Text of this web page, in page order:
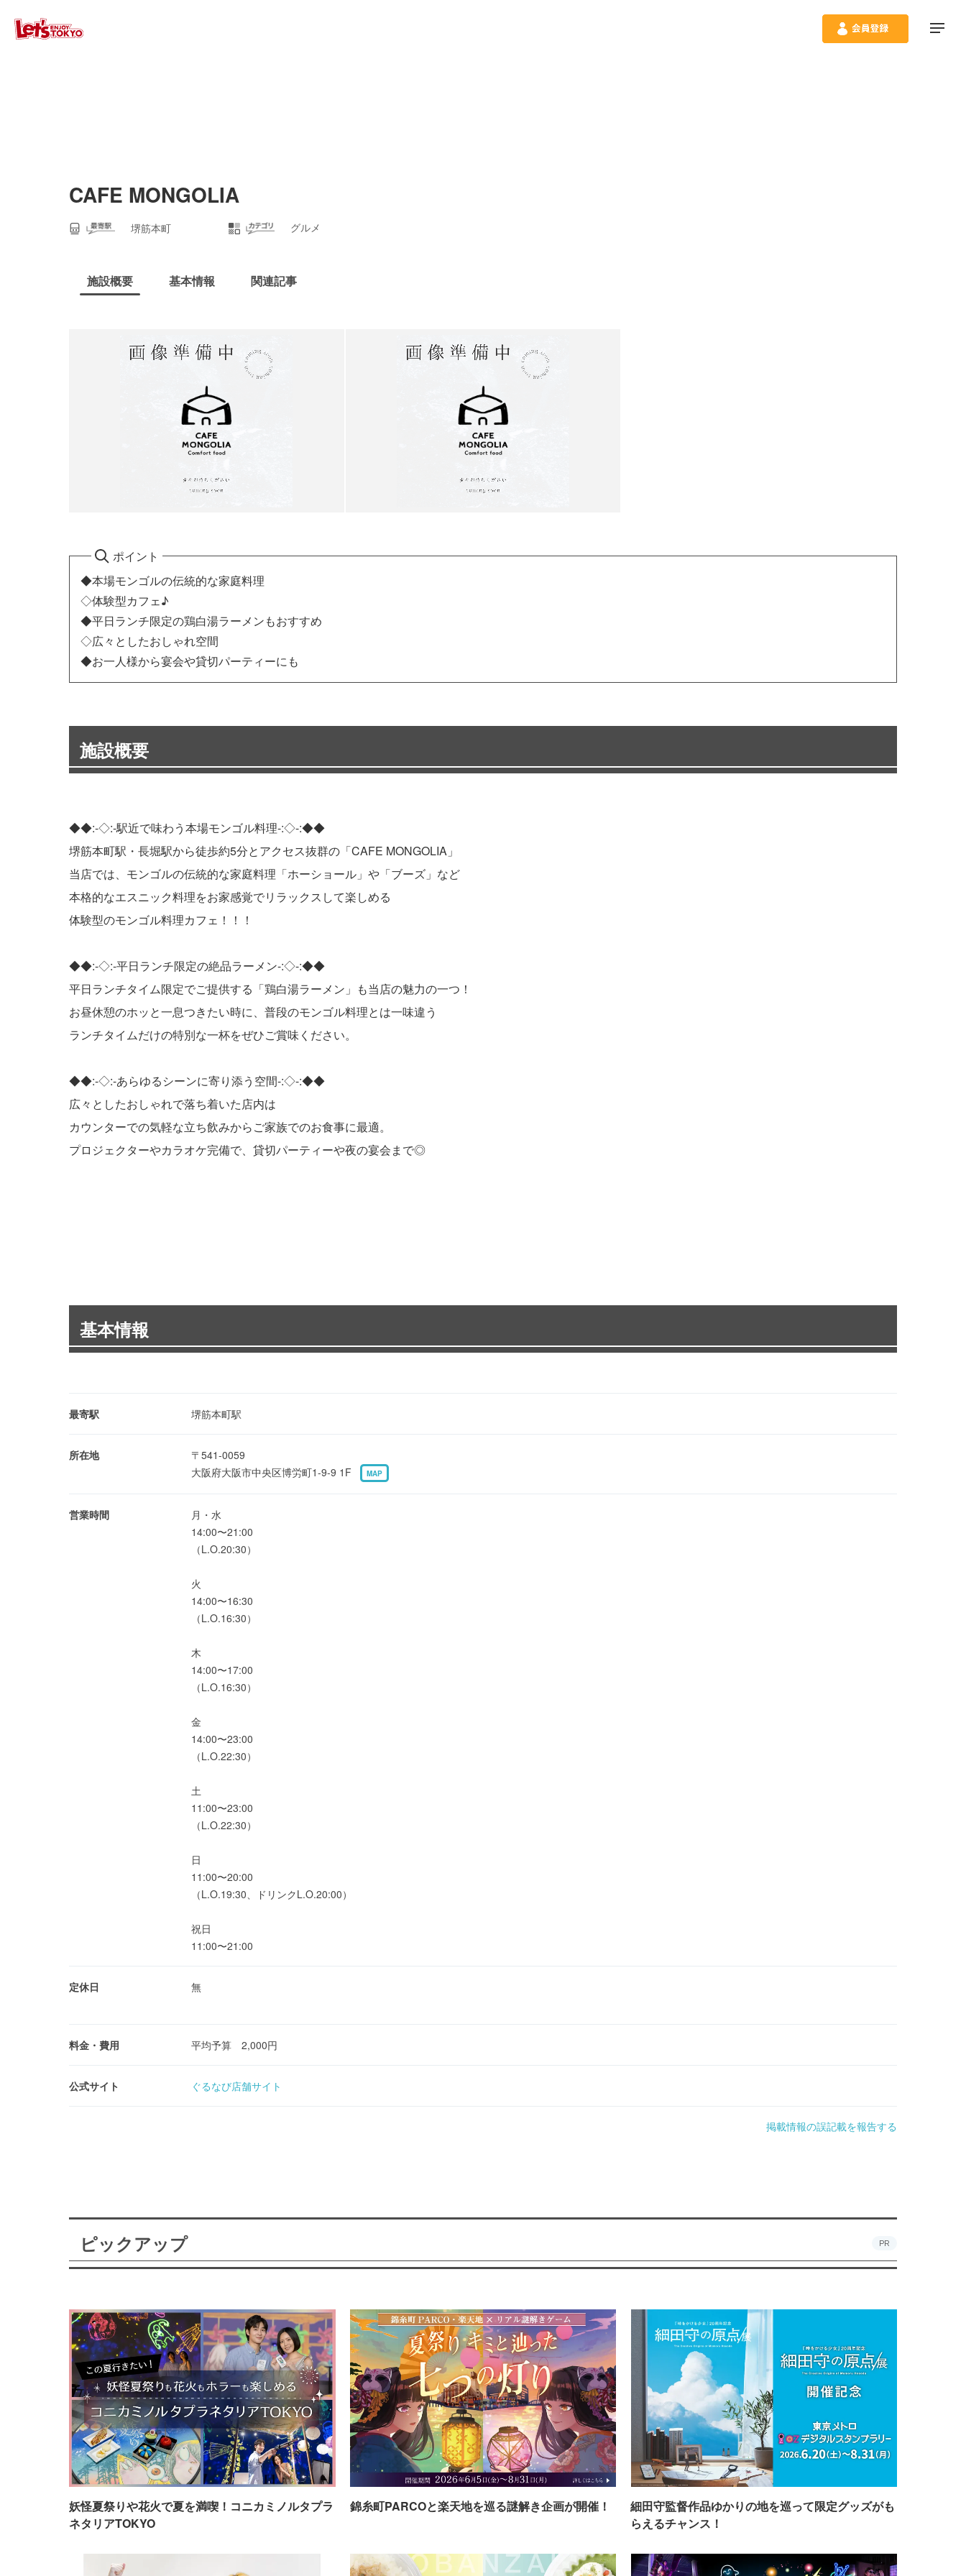
CAFE MONGOLIA
堺筋本町 グルメ
施設概要 基本情報 関連記事
ポイント
◆本場モンゴルの伝統的な家庭料理
◇体験型カフェ♪
◆平日ランチ限定の鶏白湯ラーメンもおすすめ
◇広々としたおしゃれ空間
◆お一人様から宴会や貸切パーティーにも
施設概要
◆◆:-◇:-駅近で味わう本場モンゴル料理-:◇-:◆◆
堺筋本町駅・長堀駅から徒歩約5分とアクセス抜群の「CAFE MONGOLIA」
当店では、モンゴルの伝統的な家庭料理「ホーショール」や「ブーズ」など
本格的なエスニック料理をお家感覚でリラックスして楽しめる
体験型のモンゴル料理カフェ！！！
◆◆:-◇:-平日ランチ限定の絶品ラーメン-:◇-:◆◆
平日ランチタイム限定でご提供する「鶏白湯ラーメン」も当店の魅力の一つ！
お昼休憩のホッと一息つきたい時に、普段のモンゴル料理とは一味違う
ランチタイムだけの特別な一杯をぜひご賞味ください。
◆◆:-◇:-あらゆるシーンに寄り添う空間-:◇-:◆◆
広々としたおしゃれで落ち着いた店内は
カウンターでの気軽な立ち飲みからご家族でのお食事に最適。
プロジェクターやカラオケ完備で、貸切パーティーや夜の宴会まで◎
基本情報
最寄駅 堺筋本町駅
所在地
〒541-0059
大阪府大阪市中央区博労町1-9-9 1F
MAP
営業時間
月・水
14:00〜21:00
（L.O.20:30）
火
14:00〜16:30
（L.O.16:30）
木
14:00〜17:00
（L.O.16:30）
金
14:00〜23:00
（L.O.22:30）
土
11:00〜23:00
（L.O.22:30）
日
11:00〜20:00
（L.O.19:30、ドリンクL.O.20:00）
祝日
11:00〜21:00
定休日 無
料金・費用 平均予算 2,000円
公式サイト ぐるなび店舗サイト
掲載情報の誤記載を報告する
ピックアップ PR
妖怪夏祭りや花火で夏を満喫！コニカミノルタプラ
ネタリアTOKYO
錦糸町PARCOと楽天地を巡る謎解き企画が開催！
細田守監督作品ゆかりの地を巡って限定グッズがも
らえるチャンス！